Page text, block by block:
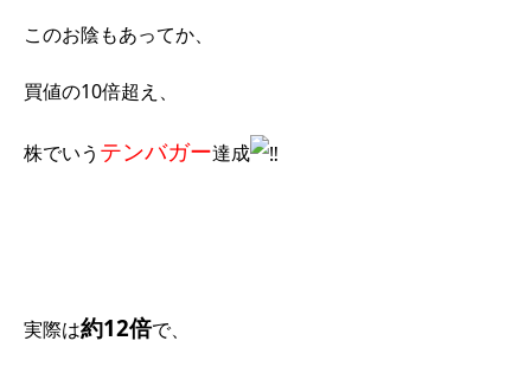
このお陰もあってか、
買値の10倍超え、
株でいう テンバガー達成
実際は約12倍で、